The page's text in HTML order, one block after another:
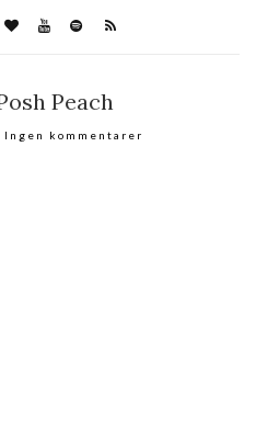
Peach
Ingen kommentarer